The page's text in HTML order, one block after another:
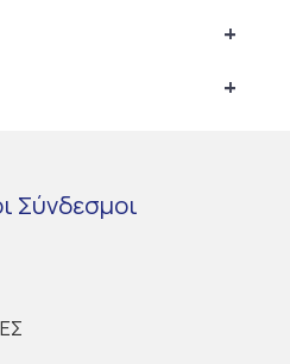
+
+
Σύνδεσμοι